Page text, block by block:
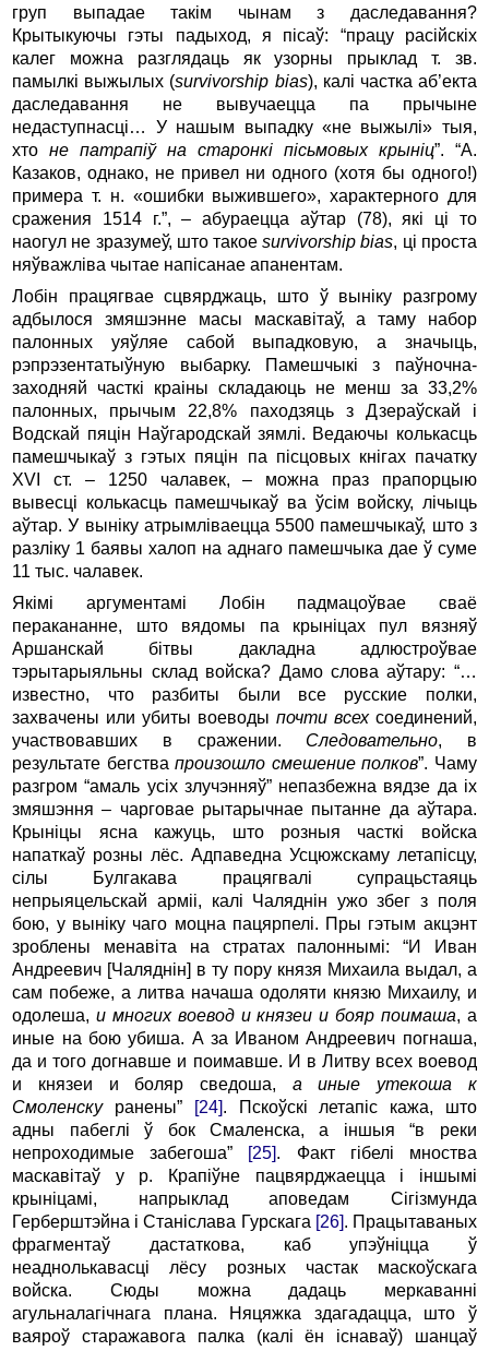
груп выпадае такім чынам з даследавання?
Крытыкуючы гэты падыход, я пісаў: “працу расійскіх
калег можна разглядаць як узорны прыклад т. зв.
памылкі выжылых (survivorship bias), калі частка аб’екта
даследавання не вывучаецца па прычыне
недаступнасці… У нашым выпадку «не выжылі» тыя,
хтоне патрапіў на старонкі пісьмовых крыніц”. “А.
Казаков, однако, не привел ни одного (хотя бы одного!)
примера т. н. «ошибки выжившего», характерного для
сражения 1514 г.”, – абураецца аўтар (78), які ці то
наогул не зразумеў, што такоеsurvivorship bias, ці проста
няўважліва чытае напісанае апанентам.
Лобін працягвае сцвярджаць, што ў выніку разгрому
адбылося змяшэнне масы маскавітаў, а таму набор
палонных уяўляе сабой выпадковую, а значыць,
рэпрэзентатыўную выбарку. Памешчыкі з паўночна-
заходняй часткі краіны складаюць не менш за 33,2%
палонных, прычым 22,8% паходзяць з Дзераўскай і
Водскай пяцін Наўгародскай зямлі. Ведаючы колькасць
памешчыкаў з гэтых пяцін па пісцовых кнігах пачатку
XVI ст. – 1250 чалавек, – можна праз прапорцыю
вывесці колькасць памешчыкаў ва ўсім войску, лічыць
аўтар. У выніку атрымліваецца 5500 памешчыкаў, што з
разліку 1 баявы халоп на аднаго памешчыка дае ў суме
11 тыс. чалавек.
Якімі аргументамі Лобін падмацоўвае сваё
перакананне, што вядомы па крыніцах пул вязняў
Аршанскай бітвы дакладна адлюстроўвае
тэрытарыяльны склад войска? Дамо слова аўтару: “…
известно, что разбиты были все русские полки,
захвачены или убиты воеводы почти всехсоединений,
участвовавших в сражении. Следовательно, в
результате бегствапроизошло смешение полков”. Чаму
разгром “амаль усіх злучэнняў” непазбежна вядзе да іх
змяшэння – чарговае рытарычнае пытанне да аўтара.
Крыніцы ясна кажуць, што розныя часткі войска
напаткаў розны лёс. Адпаведна Усцюжскаму летапісцу,
сілы Булгакава працягвалі супрацьстаяць
непрыяцельскай арміі, калі Чаляднін ужо збег з поля
бою, у выніку чаго моцна пацярпелі. Пры гэтым акцэнт
зроблены менавіта на стратах палоннымі: “И Иван
Андреевич [Чаляднін] в ту пору князя Михаила выдал, а
сам побеже, а литва начаша одоляти князю Михаилу, и
одолеша,и многих воевод и князеи и бояр поимаша, а
иные на бою убиша. А за Иваном Андреевич погнаша,
да и того догнавше и поимавше. И в Литву всех воевод
и князеи и боляр сведоша, а иные утекоша к
Смоленскуранены” [24]. Пскоўскі летапіс кажа, што
адны пабеглі ў бок Смаленска, а іншыя “в реки
непроходимые забегоша” [25]. Факт гібелі мноства
маскавітаў у р. Крапіўне пацвярджаецца і іншымі
крыніцамі, напрыклад аповедам Сігізмунда
Герберштэйна і Станіслава Гурскага [26]. Працытаваных
фрагментаў дастаткова, каб упэўніцца ў
неаднолькавасці лёсу розных частак маскоўскага
войска. Сюды можна дадаць меркаванні
агульналагічнага плана. Няцяжка здагадацца, што ў
ваяроў старажавога палка (калі ён існаваў) шанцаў